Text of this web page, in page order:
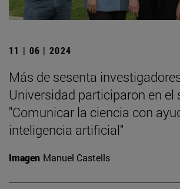
11 | 06 | 2024
Más de sesenta
Universidad participaron en el
"Comunicar la ciencia con
inteligencia artificial"
Imagen Manuel Castells